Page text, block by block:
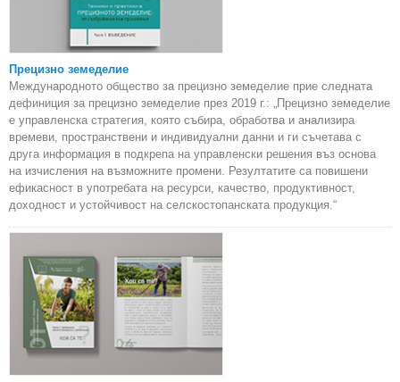
Прецизно земеделие
Международното общество за прецизно земеделие прие следната
дефиниция за прецизно земеделие през 2019 г.: „Прецизно земеделие
е управленска стратегия, която събира, обработва и анализира
времеви, пространствени и индивидуални данни и ги съчетава с
друга информация в подкрепа на управленски решения въз основа
на изчисления на възможните промени. Резултатите са повишени
ефикасност в употребата на ресурси, качество, продуктивност,
доходност и устойчивост на селскостопанската продукция.“